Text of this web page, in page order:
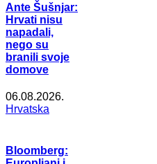
Ante Šušnjar:
Hrvati nisu
napadali,
nego su
branili svoje
domove
06.08.2026.
Hrvatska
Bloomberg: